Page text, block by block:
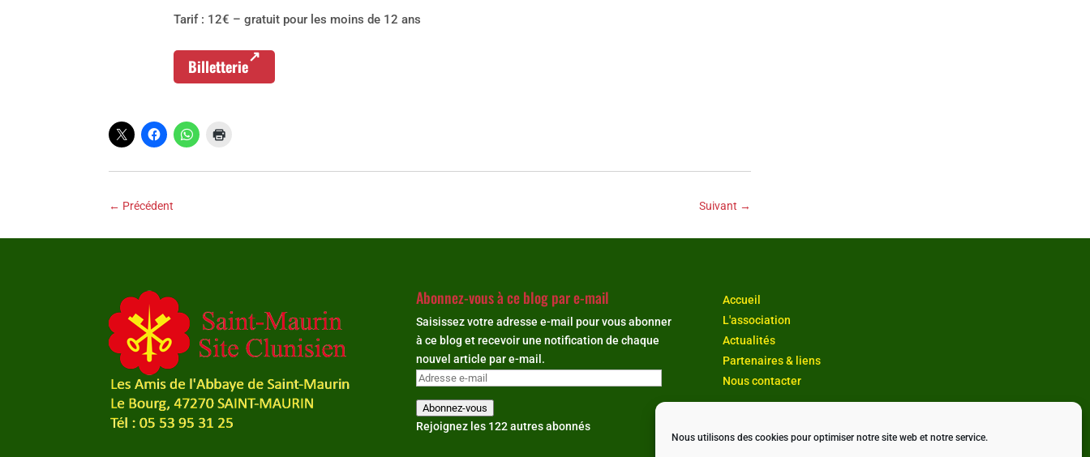
Nous utilisons des cookies pour optimiser notre site web et notre service.
Tarif : 12€ – gratuit pour les moins de 12 ans
Billetterie
← Précédent Suivant →
Abonnez-vous à ce blog par e-mail
Saisissez votre adresse e-mail pour vous abonner
à ce blog et recevoir une notification de chaque
nouvel article par e-mail.
Adresse
mail
Abonnez-vous
Rejoignez les 122 autres abonnés
Accueil
L'association
Actualités
Partenaires & liens
Nous contacter